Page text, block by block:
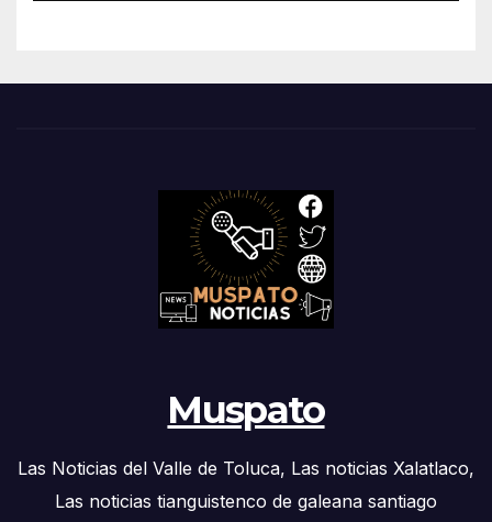
Muspato
Las Noticias del Valle de Toluca, Las noticias Xalatlaco,
Las noticias tianguistenco de galeana santiago